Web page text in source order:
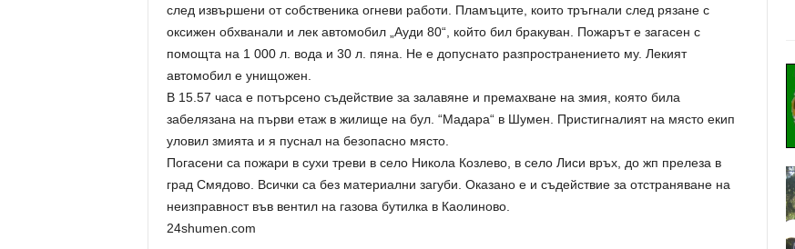
след извършени от собственика огневи работи. Пламъците, които тръгнали след рязане с
оксижен обхванали и лек автомобил „Ауди 80“, който бил бракуван. Пожарът е загасен с
помощта на 1 000 л. вода и 30 л. пяна. Не е допуснато разпространението му. Лекият
автомобил е унищожен.
В 15.57 часа е потърсено съдействие за залавяне и премахване на змия, която била
забелязана на първи етаж в жилище на бул. “Мадара“ в Шумен. Пристигналият на място екип
уловил змията и я пуснал на безопасно място.
Погасени са пожари в сухи треви в село Никола Козлево, в село Лиси връх, до жп прелеза в
град Смядово. Всички са без материални загуби. Оказано е и съдействие за отстраняване на
неизправност във вентил на газова бутилка в Каолиново.
24shumen.com